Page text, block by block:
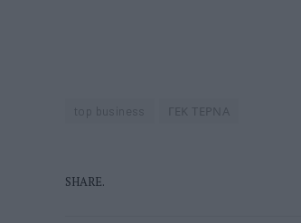
ΓΕΚ ΤΕΡΝΑ
SHARE.